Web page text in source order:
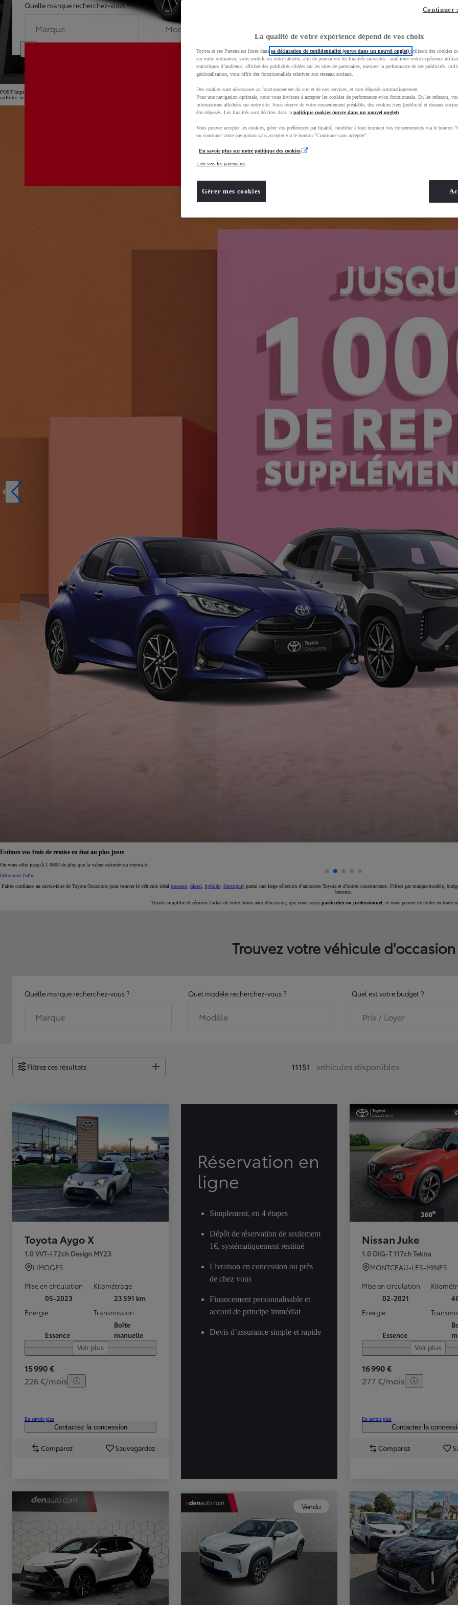
Nouvelle Yaris Cross
Disponible prochainement
TOYOTA C-HR
HYBRIDE OU HYBRIDE RECHARGEABLE
Quelle marque recherchez-vous ?
Marque
Quel modèle recherchez-vous ?
Modèle
Dans quelle
POST https://usc-webcomponents.toyota-europe.com/v1/car-filter-header/fr/fr?
Estimez vos frais de remise en état au plus juste
On vous offre jusqu'à 1 000€ de plus que la valeur estimée sur toyota.fr
Découvrez l'offre
Faites confiance au savoir-faire de Toyota Occasions pour trouver le véhicule idéal (essence, diesel hybride, électrique) parmi une large sélection d’annonces Toyota et d’autres constructeurs. Filtrez par marque/modèle,
besoins.
Toyota simplifie et sécurise l'achat de votre future auto d'occasion, que vous soyez particulier ou professionnel , et vous permet de rouler en toute
Trouvez votre véhicule d'occasion
Quelle marque recherchez-vous ?
Marque
Quel modèle recherchez-vous ?
Modèle
Quel est votre budget ?
Prix / Loyer
Filtrez ces résultats 11151 véhicules disponibles
Toyota Aygo X
1.0 VVT-i 72ch Design MY23
LIMOGES
Mise en circulation
05-2023
Kilométrage
23 591 km
Energie
Essence
Transmission
Boîte
manuelle
Voir plus
15 990 €
226 €/mois
En savoir plus
Contactez la concession
Comparez Sauvegardez
Réservation en
ligne
Simplement, en 4 étapes
Dépôt de réservation de seulement
1€, systématiquement restitué
Livraison en concession ou près
de chez vous
Financement personnalisable et
accord de principe immédiat
Devis d’assurance simple et rapide
Nissan Juke
1.0 DIG-T 117ch Tekna
MONTCEAU-LES-MINES
Mise en circulation
02-2021
Energie
Essence
Voir plus
16 990 €
277 €/mois
En savoir plus
Contactez la
Comparez
Vendu
La qualité de votre expérience dépend de vos choix
Toyota et ses Partenaires listés dans sa déclaration de confidentialité (ouvre dans un nouvel onglet) utilisent des cookies
sur votre ordinateur, votre mobile ou votre tablette, afin de poursuivre les finalités suivantes : améliorer votre expérience
statistiques d’audience, afficher des publicités ciblées sur les sites de partenaires, mesurer la performance de ces publicités,
géolocalisation, vous offrir des fonctionnalités relatives aux réseaux sociaux.
Des cookies sont nécessaires au fonctionnement du site et de nos services, et sont déposés automatiquement.
Pour une navigation optimale, nous vous invitons à accepter les cookies de performance et/ou fonctionnels. En les refusant,
informations affichées sur notre site. Sous réserve de votre consentement préalable, des cookies tiers (publicité et réseaux
être déposés. Les finalités sont décrites dans la politique cookies (ouvre dans un nouvel onglet)
Vous pouvez accepter les cookies, gérer vos préférences par finalité, modifier à tout moment vos consentements via le bouton
ou continuer votre navigation sans accepter via le bouton "Continuer sans accepter".
En savoir plus sur notre politique des cookies
Lien vers les partenaires
Gérer mes cookies
Continuer